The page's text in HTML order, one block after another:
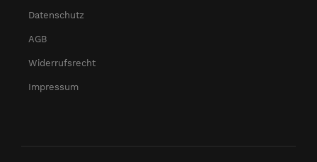
Datenschutz
AGB
Widerrufsrecht
Impressum